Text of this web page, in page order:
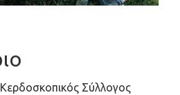
Σύλλογος